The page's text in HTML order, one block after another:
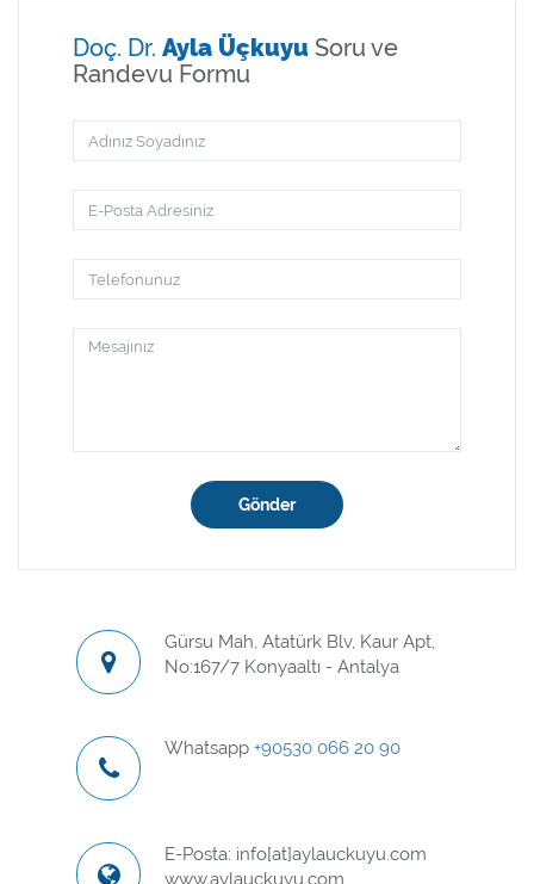
Doç. Dr. Ayla Üçkuyu Soru ve
Randevu Formu
Gönder
Gürsu Mah, Atatürk Blv, Kaur Apt,
No:167/7 Konyaaltı - Antalya
Whatsapp +90530 066 20 90
E-Posta: info[at]aylauckuyu.com
www.aylauckuyu.com